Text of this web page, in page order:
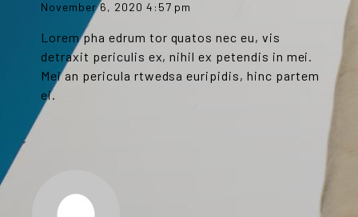
November 6, 2020 4:57 pm
Lorem pha edrum tor quatos nec eu, vis
detraxit periculis ex, nihil ex petendis in mei.
Mei an pericula rtwedsa euripidis, hinc partem
ei.